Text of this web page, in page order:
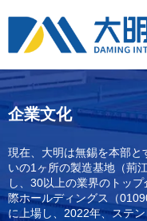
企業文化
現在、大明は無錫を本部
いの1ヶ所の製造基地（荊
し、30以上の業界のトッ
際ホールディングス（
に上場し、2022年、ステ